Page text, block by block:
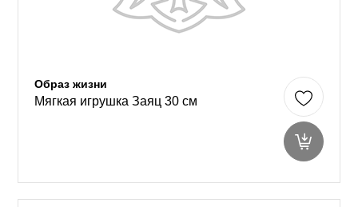
Образ жизни
Мягкая игрушка Заяц 30 см